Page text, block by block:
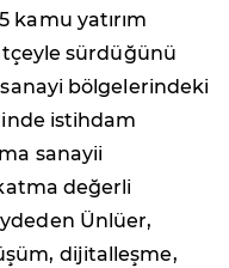
kamu yatırım
sürdüğünü
bölgelerindeki
istihdam
sanayii
değerli
Ünlüer,
dijitalleşme,